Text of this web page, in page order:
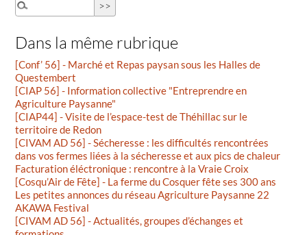
Dans la même rubrique
[Conf’ 56] - Marché et Repas paysan sous les Halles de
Questembert
[CIAP 56] - Information collective "Entreprendre en
Agriculture Paysanne"
[CIAP44] - Visite de l’espace-test de Théhillac sur le
territoire de Redon
[CIVAM AD 56] - Sécheresse : les difficultés rencontrées
dans vos fermes liées à la sécheresse et aux pics de chaleur
Facturation éléctronique : rencontre à la Vraie Croix
[Cosqu’Air de Fête] - La ferme du Cosquer fête ses 300 ans
Les petites annonces du réseau Agriculture Paysanne 22
AKAWA Festival
[CIVAM AD 56] - Actualités, groupes d’échanges et